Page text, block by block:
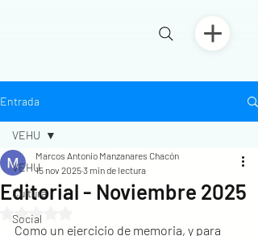
Entrada
VEHU
Cultura
Social
VEHU
Editorial - Noviembre 2025
Marcos Antonio Manzanares Chacón
15 nov 20253 min de lectura
Obtuvo NaN de 5 estrellas.
Como un ejercicio de memoria, y para